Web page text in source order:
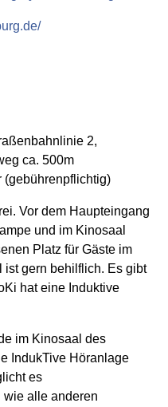
2,
ca. 500m
(gebührenpflichtig)
Vor dem Haupteingang
und im Kinosaal
Platz für Gäste im
ist gern behilflich. Es gibt
hat eine Induktive
im Kinosaal des
IndukTive Höranlage
es
wie alle anderen